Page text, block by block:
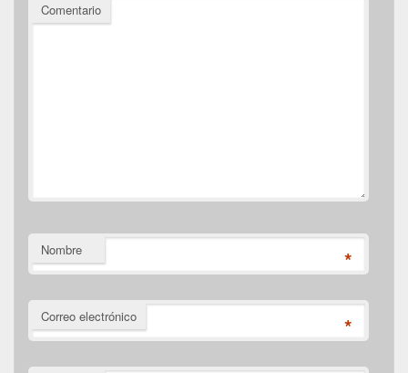
Comentario
Nombre *
Correo electrónico *